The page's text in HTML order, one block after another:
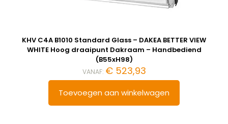
KHV C4A B1010 Standard Glass – DAKEA BETTER VIEW
WHITE Hoog draaipunt Dakraam – Handbediend
(B55xH98)
VANAF: €523,93
Toevoegen aan winkelwagen